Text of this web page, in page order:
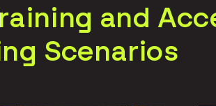
and
Scenarios